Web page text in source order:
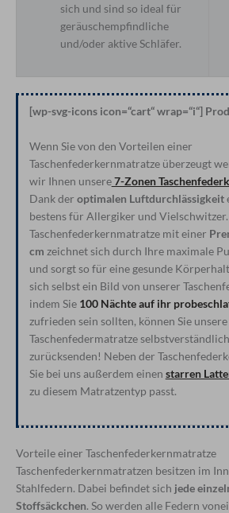
sich und sind so ideal für
geräuschempfindliche
und/oder aktive Schläfer.
[wp-svg-icons icon=“cart“ wrap=“i“]
Wenn Sie von den Vorteilen einer
Taschenfederkernmatratze überzeugt
wir Ihnen unsere7-Zonen
Dank der optimalen Luftdurchlässigkeit
bestens für Allergiker und
Taschenfederkernmatratze mit einer
cm zeichnet sich durch Ihre maximale
und sorgt so für eine gesunde
sich selbst ein Bild von unserer
indem Sie 100 Nächte auf ihr
zufrieden sein sollten, können Sie unsere
Taschenfedermatratze
zurücksenden! Neben der
Sie bei uns außerdem einen starren
zu diesem Matratzentyp passt.
Vorteile einer Taschenfederkernmatratze
Taschenfederkernmatratzen besitzen im
Stahlfedern. Dabei befindet sich jede
Stoffsäckchen. So werden alle Federn